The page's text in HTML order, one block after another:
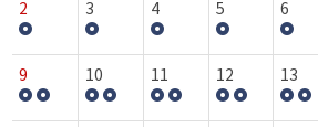
2 3 4 5 6
9 10 11 12 13